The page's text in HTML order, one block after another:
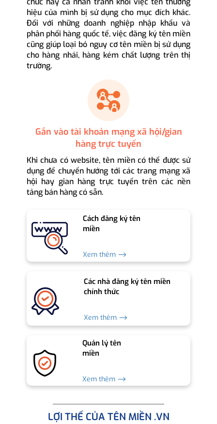
hiệu của mình bị sử dụng cho mục đích khác.
Đối với những doanh nghiệp nhập khẩu và
phân phối hàng quốc tế, việc đăng ký tên miền
cũng giúp loại bỏ nguy cơ tên miền bị sử dụng
cho hàng nhái, hàng kém chất lượng trên thị
trường.
Gắn vào tài khoản mạng xã hội/gian
hàng trực tuyến
Khi chưa có website, tên miền có thể được sử
dụng để chuyển hướng tới các trang mạng xã
hội hay gian hàng trực tuyến trên các nền
tảng bán hàng có sẵn.
Cách đăng ký tên
miền
Xem thêm ⟶
Các nhà đăng ký tên miền
chính thức
Xem thêm ⟶
Quản lý tên
miền
Xem thêm ⟶
LỢI THẾ CỦA TÊN MIỀN .VN